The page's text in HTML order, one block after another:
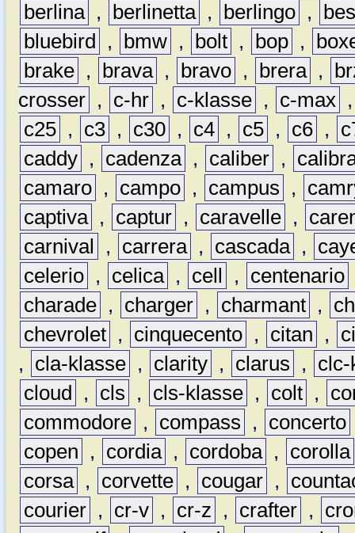
berlina , berlinetta , berlingo ,
bluebird
, bmw , bolt , bop ,
brake , brava , bravo , brera ,
crosser , c-hr , c-klasse , c-max
c25 , c3 , c30 , c4 , c5 , c6 ,
caddy , cadenza , caliber ,
camaro , campo , campus ,
captiva , captur , caravelle ,
carnival
, carrera , cascada ,
celerio , celica , cell , centenario
charade , charger , charmant ,
chevrolet , cinquecento , citan ,
,
cla-klasse , clarity , clarus ,
clc-
cloud
, cls , cls-klasse , colt ,
commodore , compass , concerto
copen
, cordia , cordoba ,
corolla
corsa , corvette , cougar ,
courier , cr-v , cr-z , crafter ,